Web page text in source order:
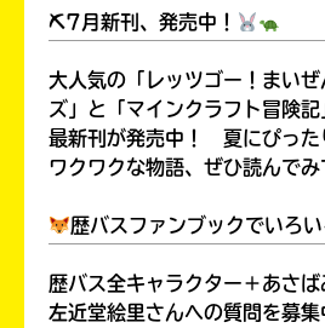
⛏7月新刊、発売中！
大人気の「レッツゴー！まいぜ
ズ」と「マインクラフト冒険
最新刊が発売中！ 夏にぴった
ワクワクな物語、ぜひ読んでみ
歴バスファンブックでいろい
歴バス全キャラクター＋あさば
左近堂絵里さんへの質問を募